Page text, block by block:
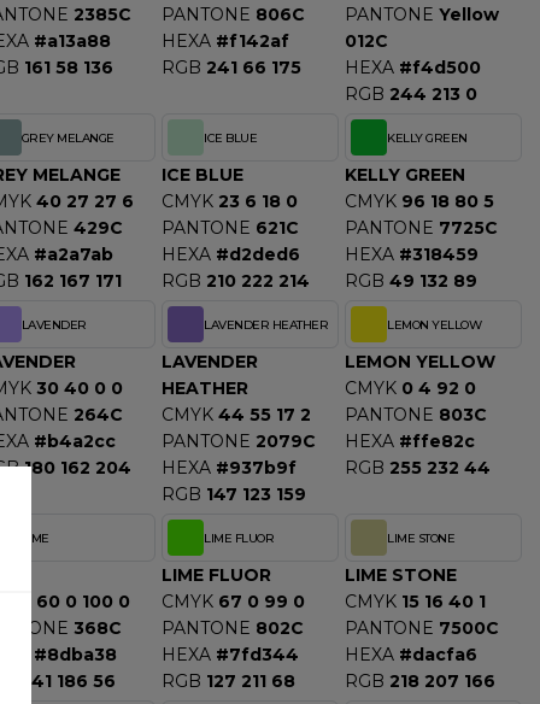
2385C
#a13a88
161 58 136
PANTONE 806C
HEXA #f142af
RGB 241 66 175
PANTONE Yellow
012C
HEXA #f4d500
RGB 244 213 0
GREY MELANGE
MELANGE
40 27 27 6
429C
#a2a7ab
162 167 171
ICE BLUE
ICE BLUE
CMYK 23 6 18 0
PANTONE 621C
HEXA #d2ded6
RGB 210 222 214
KELLY GREEN
KELLY GREEN
CMYK 96 18 80 5
PANTONE 7725C
HEXA #318459
RGB 49 132 89
LAVENDER
30 40 0 0
264C
#b4a2cc
180 162 204
LAVENDER HEATHER
LAVENDER
HEATHER
CMYK 44 55 17 2
PANTONE 2079C
HEXA #937b9f
RGB 147 123 159
LEMON YELLOW
LEMON YELLOW
CMYK 0 4 92 0
PANTONE 803C
HEXA #ffe82c
RGB 255 232 44
LIME
60 0 100 0
368C
#8dba38
141 186 56
LIME FLUOR
LIME FLUOR
CMYK 67 0 99 0
PANTONE 802C
HEXA #7fd344
RGB 127 211 68
LIME STONE
LIME STONE
CMYK 15 16 40 1
PANTONE 7500C
HEXA #dacfa6
RGB 218 207 166